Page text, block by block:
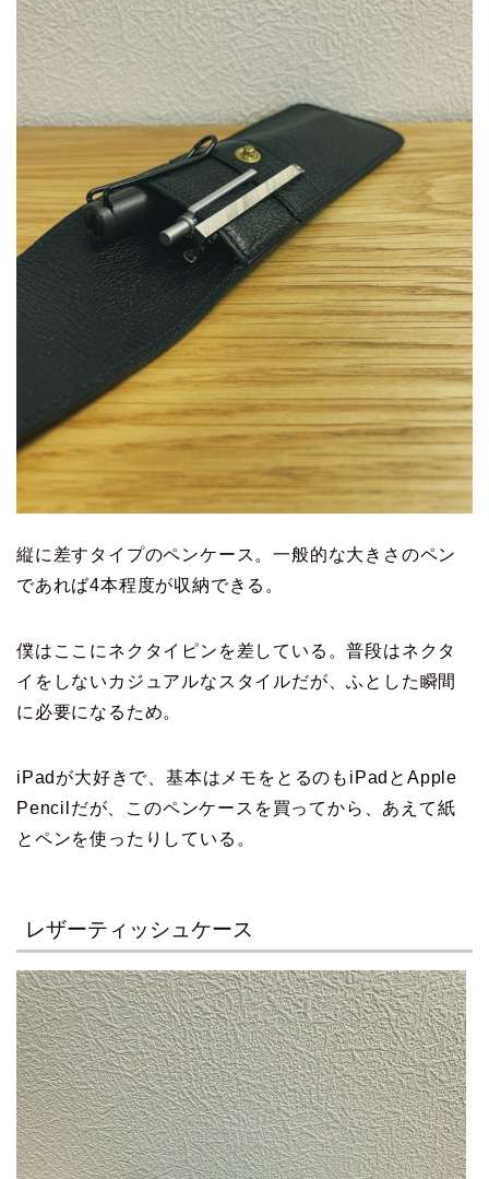
縦に差すタイプのペンケース。一般的な大きさのペン
であれば4本程度が収納できる。
僕はここにネクタイピンを差している。普段はネクタ
イをしないカジュアルなスタイルだが、ふとした瞬間
に必要になるため。
iPadが大好きで、基本はメモをとるのもiPadとApple
Pencilだが、このペンケースを買ってから、あえて紙
とペンを使ったりしている。
レザーティッシュケース